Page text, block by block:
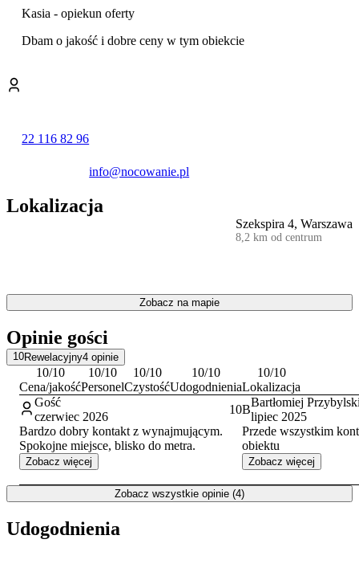
Znajduje się tu sofa z fotelem, stół jadalniany,
w duże łóżko z ergonomicznym materacem, a pełne zaciemnienie
Funkcjonalna kuchnia pozwala na samodzielne przygotowywanie
posiłków. Wyposażono ją w lodówkę, kuchenkę gazową, kuchenkę
W łazience dostępna jest pralka, a na wyposażeniu znajduje się
Goście w swoich ocenach szczególnie wysoko oceniają czystość,
obsługę oraz ogólną wygodę pobytu.
Apartament mieści się w budynku z windą. Dla zmotoryzowanych
zlokalizowany w pobliżu
Położenie przy stacji metra gwarantuje sprawną komunikację z
kluczowymi punktami Warszawy. W zasięgu krótkiej podróży
Nauki,Muzeum Powstania Warszawskiego
Królewski. Warto również zaplanować wizytę w Łazienkach
Królewskich oraz Ogrodzie Saskim.
Kasia - opiekun oferty
Dbam o jakość i dobre ceny w tym obiekcie
22 116 82 96
info@nocowanie.pl
Lokalizacja
Szekspira 4, Warszawa
8,2 km od centrum
Zobacz na mapie
Opinie gości
10Rewelacyjny4 opinie
10/10
Cena/jakość
10/10
Personel
10/10
Czystość
10/10
Udogodnienia
10/10
Lokalizacja
Gość
czerwiec 2026
10
Bardzo dobry kontakt z wynajmującym.
Spokojne miejsce, blisko do metra.
Zobacz więcej
B
Bartłomiej
lipiec 2025
Przede wszystkim
obiektu
Zobacz więcej
Zobacz wszystkie opinie (4)
Udogodnienia